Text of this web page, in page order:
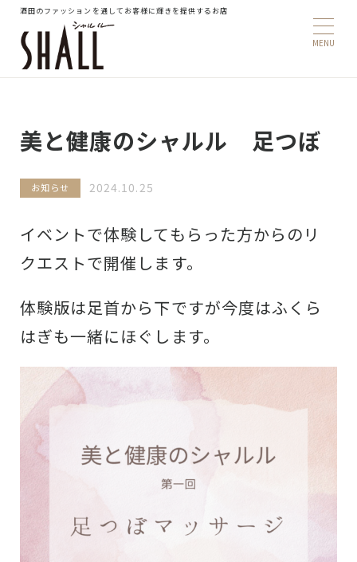
酒田のファッションを通してお客様に輝きを提供するお店
美と健康のシャルル 足つぼ
お知らせ 2024.10.25
イベントで体験してもらった方からのリ
クエストで開催します。
体験版は足首から下ですが今度はふくら
はぎも一緒にほぐします。